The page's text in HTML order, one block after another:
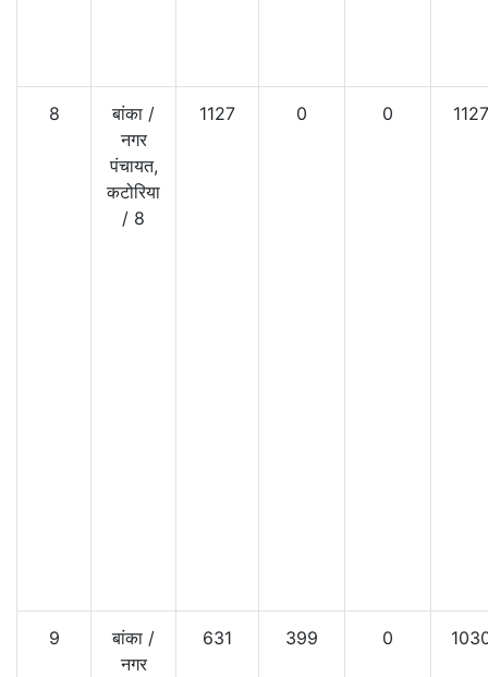
8 बांका /
नगर
पंचायत,
कटोरिया
/ 8
1127 0 0 1127
9 बांका /
नगर
631 399 0